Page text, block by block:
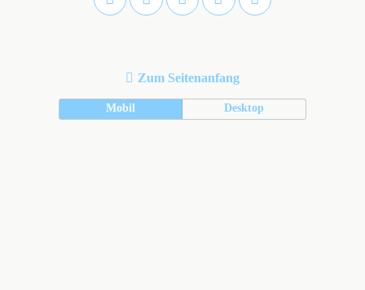
Zum Seitenanfang
Mobil Desktop